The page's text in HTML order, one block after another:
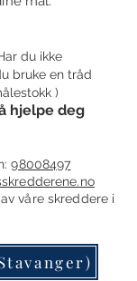
du ikke
bruke en tråd
)
hjelpe deg
98008497
våre skreddere i